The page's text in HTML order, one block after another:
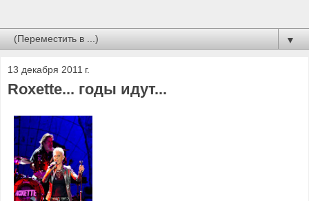
▼
13 декабря 2011 г.
Roxette... годы идут...